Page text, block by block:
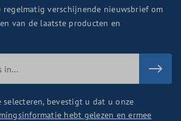
regelmatig verschijnende nieuwsbrief om
van de laatste producten en
selecteren, bevestigt u dat u onze
hebt gelezen en ermee